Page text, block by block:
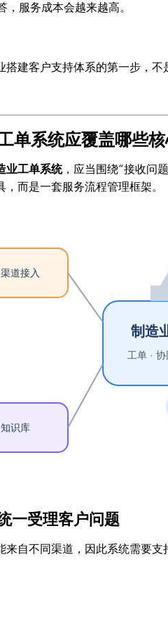
，服务成本会越来越高。
搭建客户支持体系的第一步，
单系统应覆盖哪些核
业工单系统，应当围绕“接收问
，而是一套服务流程管理框架。
一受理客户问题
来自不同渠道，因此系统需要支